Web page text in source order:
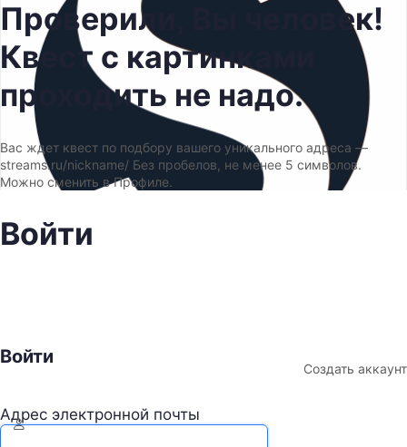
Проверили, Вы человек!
Квест с картинками
проходить не надо.
Вас ждет квест по подбору вашего уникального адреса —
streams.ru/nickname/ Без пробелов, не менее 5 символов.
Можно сменить в Профиле.
Войти
Войти
Создать аккаунт
Адрес электронной почты